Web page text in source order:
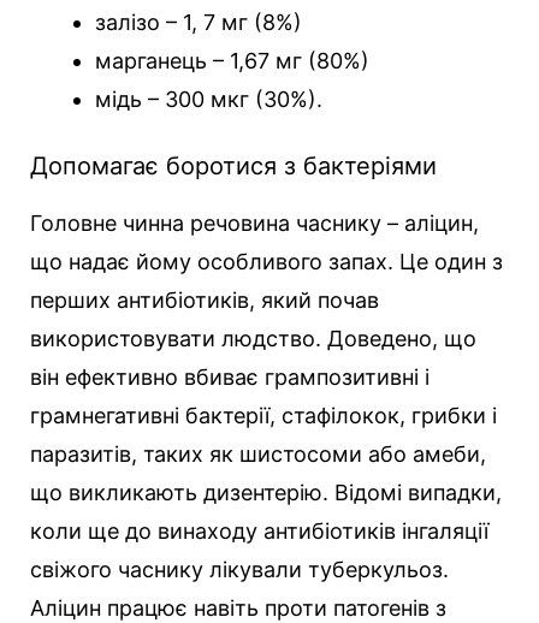
залізо – 1, 7 мг (8%)
марганець – 1,67 мг (80%)
мідь – 300 мкг (30%).
Допомагає боротися з бактеріями
Головне чинна речовина часнику – аліцин,
що надає йому особливого запах. Це один з
перших антибіотиків, який почав
використовувати людство. Доведено, що
він ефективно вбиває грампозитивні і
грамнегативні бактерії, стафілокок, грибки і
паразитів, таких як шистосоми або амеби,
що викликають дизентерію. Відомі випадки,
коли ще до винаходу антибіотиків інгаляції
свіжого часнику лікували туберкульоз.
Аліцин працює навіть проти патогенів з